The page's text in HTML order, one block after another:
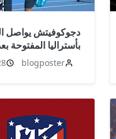
دجوكوفيتش يواصل
بأستراليا المفتوحة
مشوار موسيتي
blogposter